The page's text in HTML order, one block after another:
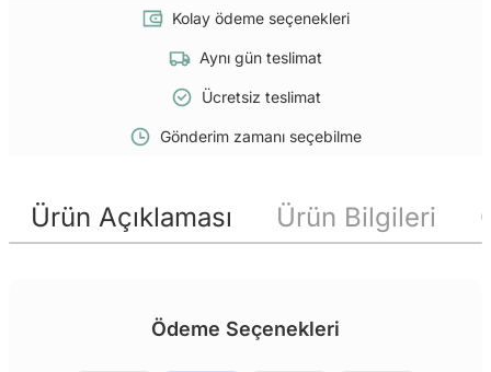
Kolay ödeme seçenekleri
Aynı gün teslimat
Ücretsiz teslimat
Gönderim zamanı seçebilme
Ürün Açıklaması Ürün Bilgileri
Ödeme Seçenekleri